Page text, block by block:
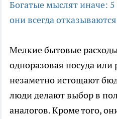
Богатые мыслят иначе:
они всегда отказываются
Мелкие бытовые
одноразовая посуда
незаметно истощают
люди делают выбор в
аналогов. Кроме того,